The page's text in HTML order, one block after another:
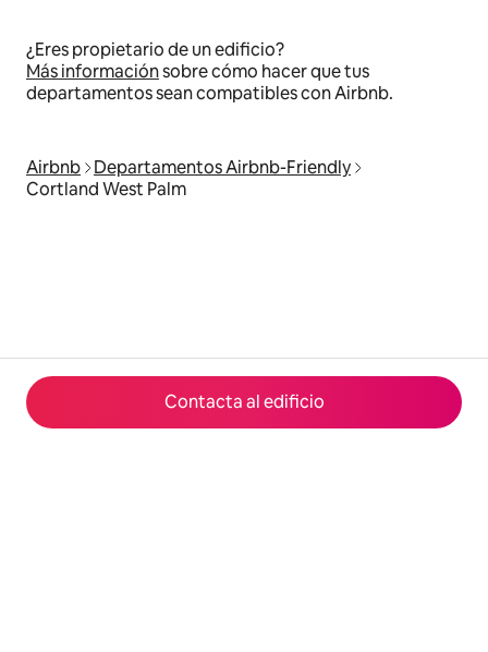
Contacta al edificio
¿Eres propietario de un edificio?
Más informaciónsobre cómo hacer que tus
departamentos sean compatibles con Airbnb.
Airbnb
Departamentos Airbnb-Friendly
Cortland West Palm